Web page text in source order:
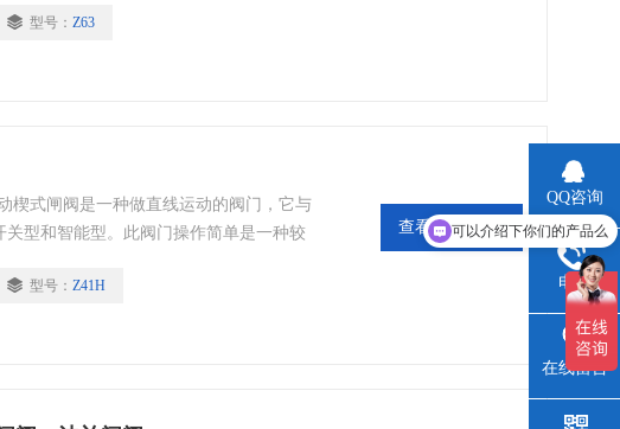
型号： Z63
楔式闸阀是一种做直线运动的阀门，它与
型和智能型。此阀门操作简单是一种较
工、造纸、污水处理等部门。
型号： Z41H
查看详情
QQ咨询
电话
在线留言
可以介绍下你们的产品么